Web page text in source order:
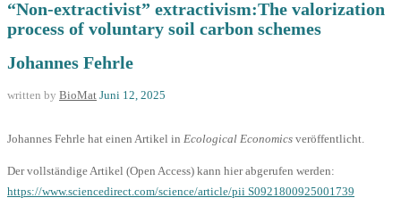
“Non-extractivist” extractivism:The valorization
process of voluntary soil carbon schemes
Johannes Fehrle
written by BioMat Juni 12, 2025
Johannes Fehrle hat einen Artikel in Ecological Economics veröffentlicht.
Der vollständige Artikel (Open Access) kann hier abgerufen werden:
https://www.sciencedirect.com/science/article/pii S0921800925001739